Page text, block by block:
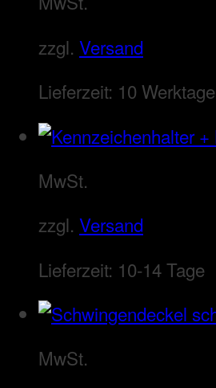
zzgl. Versand
Lieferzeit: 10 Werktage
MwSt.
zzgl. Versand
Lieferzeit: 10-14 Tage
MwSt.